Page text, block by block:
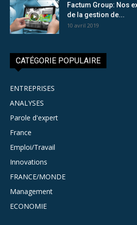
Factum Group: Nos
de la gestion de...
10 avril 2019
CATÉGORIE POPULAIRE
ENTREPRISES
ANALYSES
Parole d'expert
France
Emploi/Travail
Innovations
FRANCE/MONDE
Management
ECONOMIE